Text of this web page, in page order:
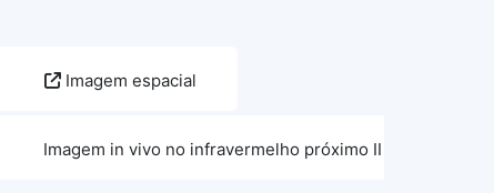
Imagem espacial
Imagem in vivo no infravermelho próximo II (sNIRII)